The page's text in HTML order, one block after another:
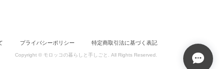
プライバシーポリシー 特定商取引法に基づく表記
Copyright © モロッコの暮らしと手しごと. All Rights Reserved.